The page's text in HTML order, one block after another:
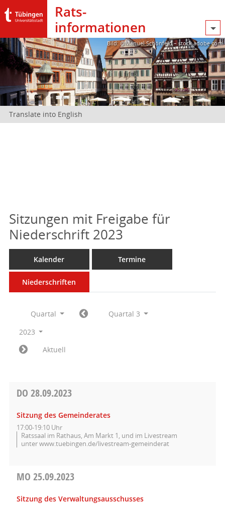
Rats­
informationen
Bild: @Manuel Schönfeld – stock.adobe.com
Translate into English
Sitzungen mit Freigabe für
Niederschrift 2023
Kalender Termine
Niederschriften
Quartal
Quartal 3
2023
Aktuell
DO 28.09.2023
Sitzung des Gemeinderates
17:00-19:10 Uhr
Ratssaal im Rathaus, Am Markt 1, und im Livestream
unter www.tuebingen.de/livestream-gemeinderat
MO 25.09.2023
Sitzung des Verwaltungsausschusses